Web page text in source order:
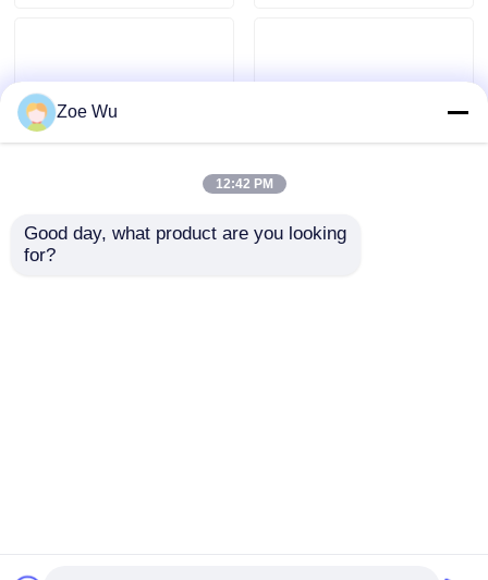
เครื่องกำเนิดไฟฟ้าดีเซล ฟอร์เด
เครื่องกำเนิดไฟฟ้าดีเซล Yangdong
เครื่องกำเนิดไฟฟ้าดีเซล
อัจฉริยะ POWER
เครื่องกําเนิดไฟฟ้าดีเซล
Zoe Wu
12:42 PM
Good day, what product are you looking
for?